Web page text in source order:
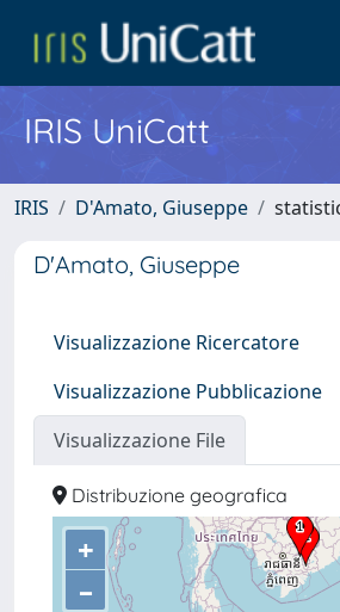
IRIS UniCatt
IRIS D'Amato, Giuseppe
D'Amato, Giuseppe
Visualizzazione Ricercatore
Visualizzazione Pubblicazione
Visualizzazione File
Distribuzione geografica
+
–